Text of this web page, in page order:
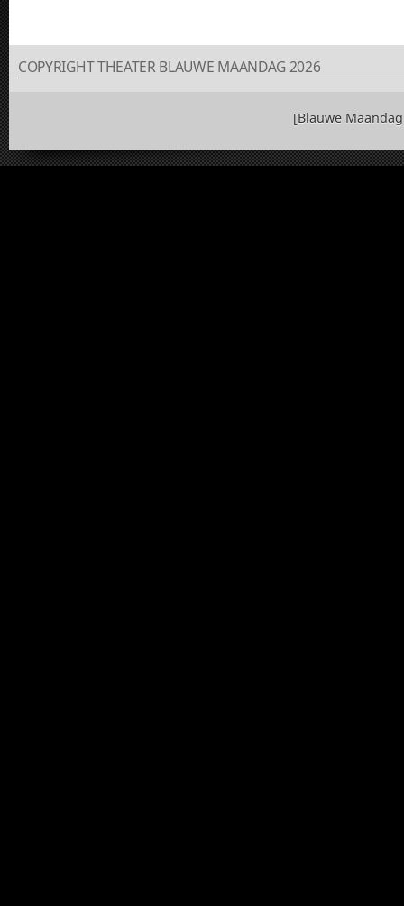
COPYRIGHT THEATER BLAUWE MAANDAG 2026
[Blauwe